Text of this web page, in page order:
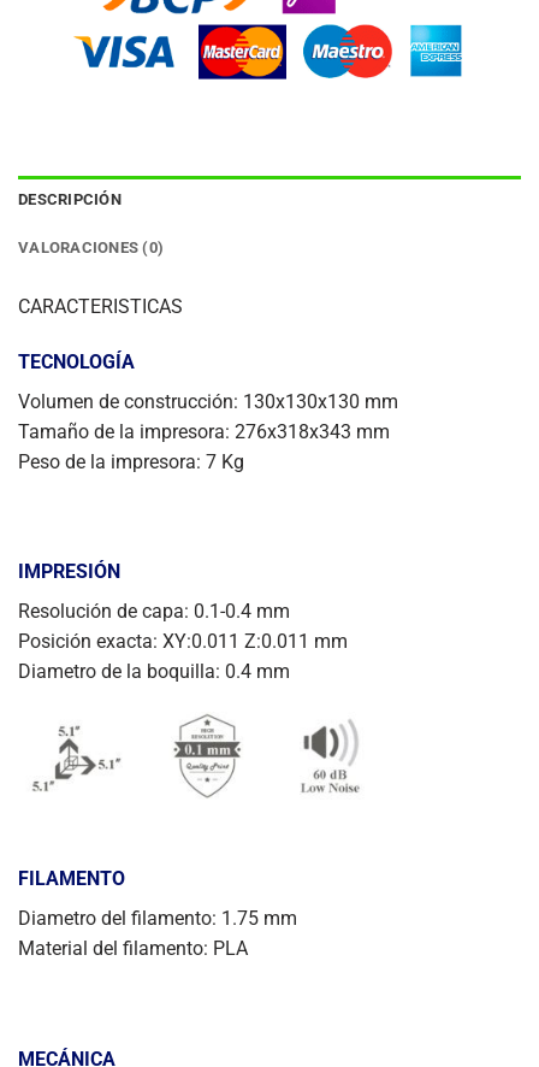
DESCRIPCIÓN
VALORACIONES (0)
CARACTERISTICAS
TECNOLOGÍA
Volumen de construcción: 130x130x130 mm
Tamaño de la impresora: 276x318x343 mm
Peso de la impresora: 7 Kg
IMPRESIÓN
Resolución de capa: 0.1-0.4 mm
Posición exacta: XY:0.011 Z:0.011 mm
Diametro de la boquilla: 0.4 mm
FILAMENTO
Diametro del filamento: 1.75 mm
Material del filamento: PLA
MECÁNICA